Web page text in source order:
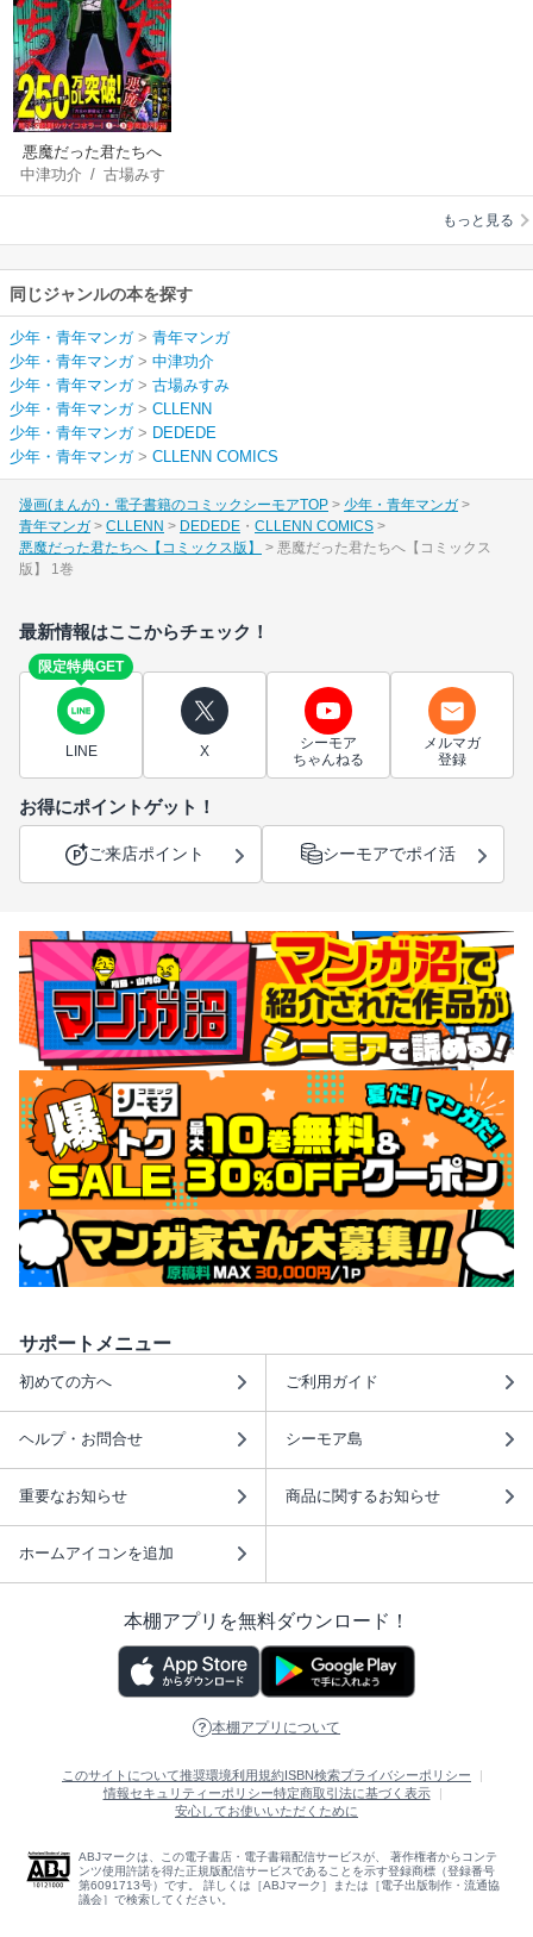
悪魔だった君たちへ
【コミックス版】
中津功介 / 古場みす
み
もっと見る
同じジャンルの本を探す
少年・青年マンガ> 青年マンガ
少年・青年マンガ> 中津功介
少年・青年マンガ> 古場みすみ
少年・青年マンガ> CLLENN
少年・青年マンガ> DEDEDE
少年・青年マンガ> CLLENN COMICS
漫画(まんが)・電子書籍のコミックシーモアTOP
少年・青年マンガ
青年マンガ
CLLENN DEDEDE
CLLENN COMICS
悪魔だった君たちへ【コミックス版】
悪魔だった君たちへ【コミックス
版】 1巻
最新情報はここからチェック！
限定特典GET
LINE X
シーモア
ちゃんねる
メルマガ
登録
お得にポイントゲット！
ご来店ポイント シーモアでポイ活
サポートメニュー
初めての方へ ご利用ガイド
ヘルプ・お問合せ シーモア島
重要なお知らせ 商品に関するお知らせ
ホームアイコンを追加
本棚アプリを無料ダウンロード！
本棚アプリについて
このサイトについて推奨環境利用規約ISBN検索プライバシーポリシー
情報セキュリティーポリシー特定商取引法に基づく表示
安心してお使いいただくために
ABJマークは、この電子書店・電子書籍配信サービスが、 著作権者からコンテ
ンツ使用許諾を得た正規版配信サービスであることを示す登録商標（登録番号
第6091713号）です。 詳しくは［ABJマーク］または［電子出版制作・流通協
議会］で検索してください。